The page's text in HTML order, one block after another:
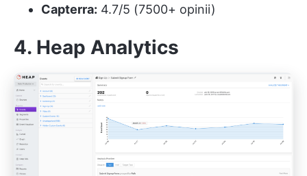
Capterra: 4.7/5 (7500+ opinii)
4. Heap Analytics